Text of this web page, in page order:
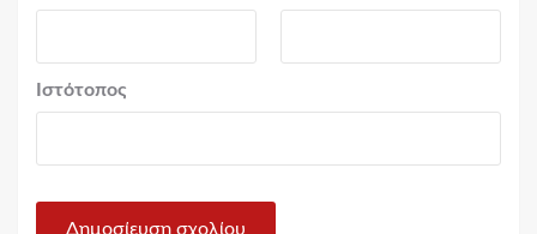
Ιστότοπος